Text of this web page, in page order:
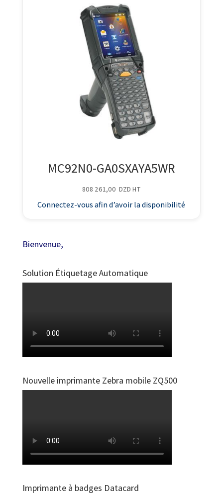
MC92N0-GA0SXAYA5WR
808 261,00 DZD HT
Connectez-vous afin d’avoir la disponibilité
Bienvenue,
Solution Étiquetage Automatique
Nouvelle imprimante Zebra mobile ZQ500
Imprimante à badges Datacard